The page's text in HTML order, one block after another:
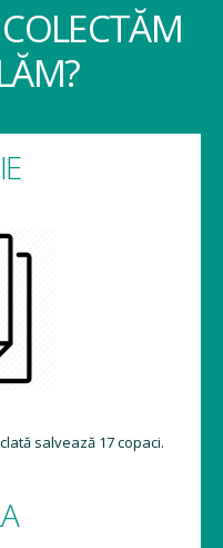
salvează 17 copaci.